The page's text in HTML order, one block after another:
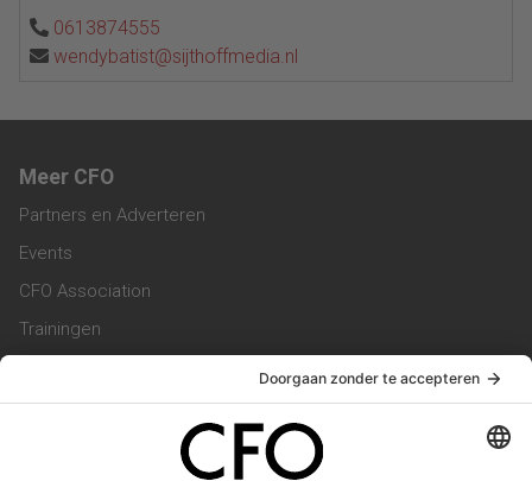
0613874555
wendybatist@sijthoffmedia.nl
Meer CFO
Partners en Adverteren
Events
CFO Association
Trainingen
Vacatures
Service & Contact